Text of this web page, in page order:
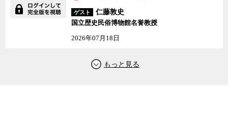
ゲスト
仁藤敦史
国立歴史民俗博物館名誉教授
2026年07月18日